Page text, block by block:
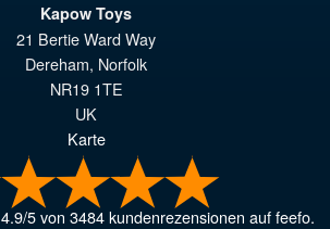
Kapow Toys
21 Bertie Ward Way
Dereham, Norfolk
NR19 1TE
UK
Karte
4.9/5von 3484kundenrezensionen auf feefo.